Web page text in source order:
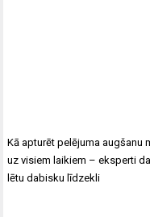
Kā apturēt pelējuma augšanu
uz visiem laikiem – eksperti
lētu dabisku līdzekli